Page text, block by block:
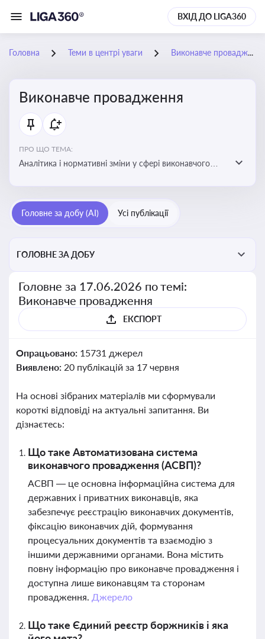
ВХІД ДО LIGA360
Головна Теми в центрі уваги Виконавче провадження
Виконавче провадження
ПРО ЩО ТЕМА:
Аналітика і нормативні зміни у сфері виконавчого
завершенню проваджень, діяльності державних і
приватних виконавців
Головне за добу (AI) Усі публікації
ГОЛОВНЕ ЗА ДОБУ
Головне за 17.06.2026 по темі:
Виконавче провадження
ЕКСПОРТ
Опрацьовано: 15731 джерел
Виявлено: 20 публікацій за 17 червня
На основі зібраних матеріалів ми сформували
короткі відповіді на актуальні запитання. Ви
дізнаєтесь:
Що таке Автоматизована система
виконавчого провадження (АСВП)?
АСВП — це основна інформаційна система для
державних і приватних виконавців, яка
забезпечує реєстрацію виконавчих документів,
фіксацію виконавчих дій, формування
процесуальних документів та взаємодію з
іншими державними органами. Вона містить
повну інформацію про виконавче провадження і
доступна лише виконавцям та сторонам
провадження. Джерело
Що таке Єдиний реєстр боржників і яка